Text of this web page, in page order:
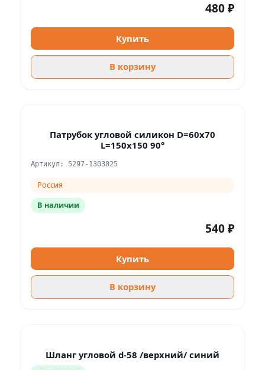
480 ₽
Купить
В корзину
Патрубок угловой силикон D=60x70
L=150x150 90°
Артикул: 5297-1303025
Россия
В наличии
540 ₽
Купить
В корзину
Шланг угловой d-58 /верхний/ синий